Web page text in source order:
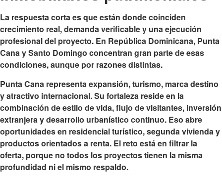
La respuesta corta es que están donde coinciden
crecimiento real, demanda verificable y una ejecución
profesional del proyecto. En República Dominicana, Punta
Cana y Santo Domingo concentran gran parte de esas
condiciones, aunque por razones distintas.
Punta Cana representa expansión, turismo, marca destino
y atractivo internacional. Su fortaleza reside en la
combinación de estilo de vida, flujo de visitantes, inversión
extranjera y desarrollo urbanístico continuo. Eso abre
oportunidades en residencial turístico, segunda vivienda y
productos orientados a renta. El reto está en filtrar la
oferta, porque no todos los proyectos tienen la misma
profundidad ni el mismo respaldo.